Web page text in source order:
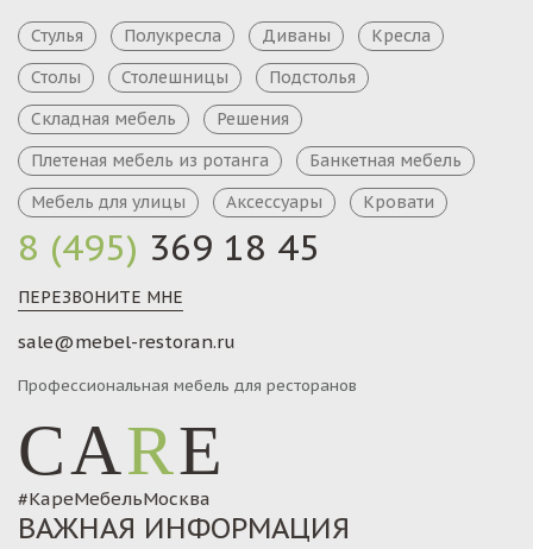
8 (495) 369 18 45
ПЕРЕЗВОНИТЕ МНЕ
sale@mebel-restoran.ru
Профессиональная мебель для ресторанов
CARE
#КареМебельМосква
Стулья Полукресла Диваны
Кресла
Столы
Столешницы
Подстолья
Складная мебель
Решения
Плетеная мебель из ротанга
Банкетная мебель
Мебель для улицы
Аксессуары Кровати
ВАЖНАЯ ИНФОРМАЦИЯ